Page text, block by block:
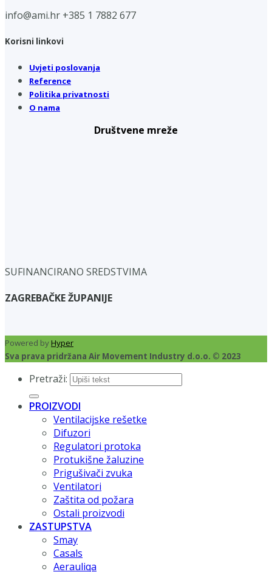
info@ami.hr +385 1 7882 677
Korisni linkovi
Uvjeti poslovanja
Reference
Politika privatnosti
O nama
Društvene mreže
SUFINANCIRANO SREDSTVIMA
ZAGREBAČKE ŽUPANIJE
Powered byHyper
Sva prava pridržana Air Movement Industry d.o.o. © 2023
Pretraži:
PROIZVODI
Ventilacijske rešetke
Difuzori
Regulatori protoka
Protukišne žaluzine
Prigušivači zvuka
Ventilatori
Zaštita od požara
Ostali proizvodi
ZASTUPSTVA
Smay
Casals
Aerauliqa